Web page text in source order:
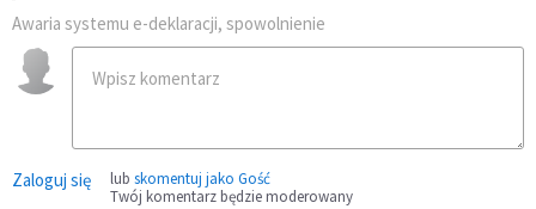
Awaria systemu e-deklaracji, spowolnienie
Zaloguj się lub skomentuj jako Gość
Twój komentarz będzie moderowany